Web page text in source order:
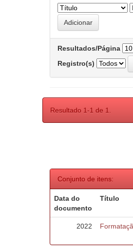
Resultados/Página
Registro(s)
Resultado 1-1 de 1.
Conjunto de itens:
Data do
documento
Título
2022